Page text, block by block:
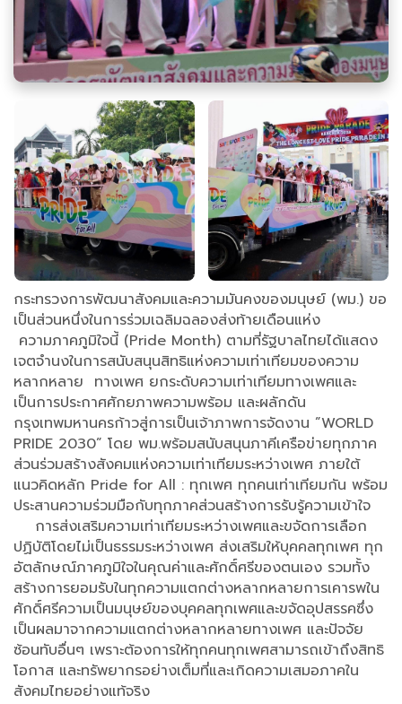
กระทรวงการพัฒนาสังคมและความมันคงของมนุษย์ (พม.) ขอ
เป็นส่วนหนึ่งในการร่วมเฉลิมฉลองส่งท้ายเดือนแห่ง
ความภาคภูมิใจนี้ (Pride Month) ตามที่รัฐบาลไทยได้แสดง
เจตจำนงในการสนับสนุนสิทธิแห่งความเท่าเทียมของความ
หลากหลาย ทางเพศ ยกระดับความเท่าเทียมทางเพศและ
เป็นการประกาศศักยภาพความพร้อม และผลักดัน
กรุงเทพมหานครก้าวสู่การเป็นเจ้าภาพการจัดงาน ”WORLD
PRIDE 2030” โดย พม.พร้อมสนับสนุนภาคีเครือข่ายทุกภาค
ส่วนร่วมสร้างสังคมแห่งความเท่าเทียมระหว่างเพศ ภายใต้
แนวคิดหลัก Pride for All : ทุกเพศ ทุกคนเท่าเทียมกัน พร้อม
ประสานความร่วมมือกับทุกภาคส่วนสร้างการรับรู้ความเข้าใจ
การส่งเสริมความเท่าเทียมระหว่างเพศและขจัดการเลือก
ปฏิบัติโดยไม่เป็นธรรมระหว่างเพศ ส่งเสริมให้บุคคลทุกเพศ ทุก
อัตลักษณ์ภาคภูมิใจในคุณค่าและศักดิ์ศรีของตนเอง รวมทั้ง
สร้างการยอมรับในทุกความแตกต่างหลากหลายการเคารพใน
ศักดิ์ศรีความเป็นมนุษย์ของบุคคลทุกเพศและขจัดอุปสรรคซึ่ง
เป็นผลมาจากความแตกต่างหลากหลายทางเพศ และปัจจัย
ซ้อนทับอื่นๆ เพราะต้องการให้ทุกคนทุกเพศสามารถเข้าถึงสิทธิ
โอกาส และทรัพยากรอย่างเต็มที่และเกิดความเสมอภาคใน
สังคมไทยอย่างแท้จริง